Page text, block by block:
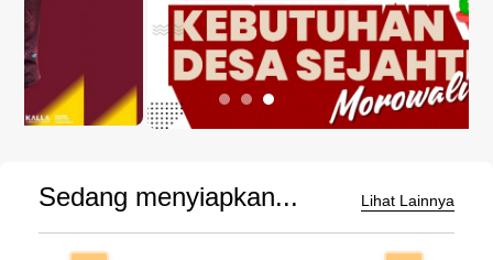
Sedang menyiapkan... Lihat Lainnya